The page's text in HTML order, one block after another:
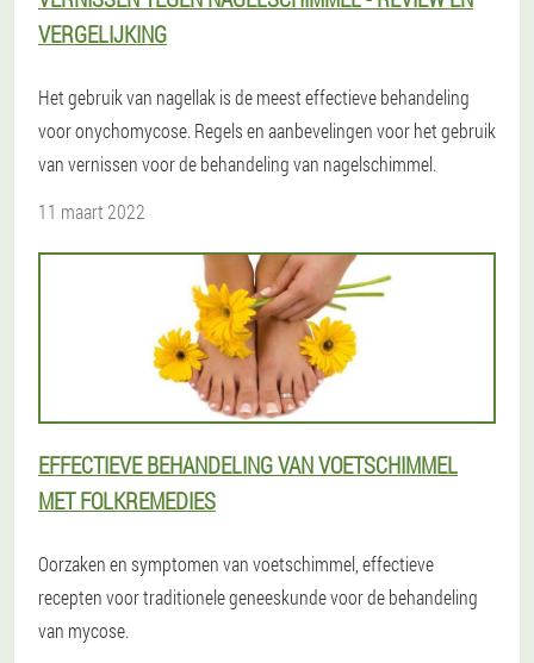
VERGELIJKING
Het gebruik van nagellak is de meest effectieve behandeling
voor onychomycose. Regels en aanbevelingen voor het gebruik
van vernissen voor de behandeling van nagelschimmel.
11 maart 2022
EFFECTIEVE BEHANDELING VAN VOETSCHIMMEL
MET FOLKREMEDIES
Oorzaken en symptomen van voetschimmel, effectieve
recepten voor traditionele geneeskunde voor de behandeling
van mycose.